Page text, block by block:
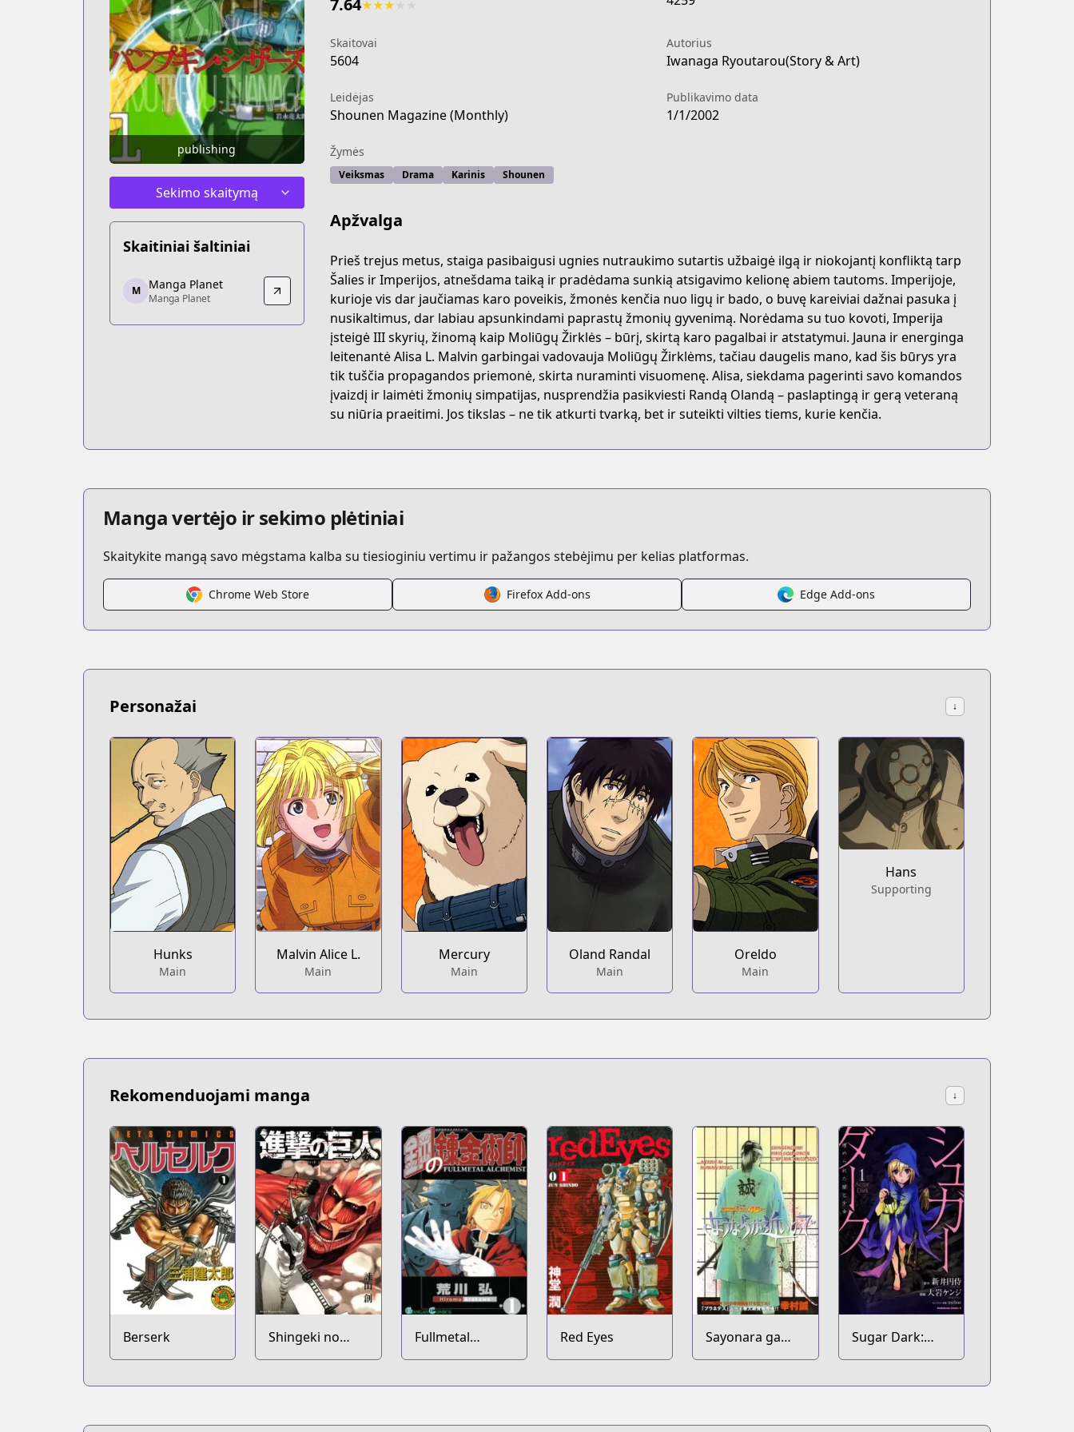
publishing
Sekimo skaitymą
Skaitiniai šaltiniai
Manga Planet
Manga Planet
https://read.mangaplanet.com/comic/6176655c2681a
M Manga Planet
Manga Planet
7.64★★★
Skaitovai
5604
Autorius
Iwanaga Ryoutarou(Story & Art)
Leidėjas
Shounen Magazine (Monthly)
Publikavimo data
1/1/2002
Žymės
Veiksmas Drama Karinis Shounen
Apžvalga
Prieš trejus metus, staiga pasibaigusi ugnies nutraukimo sutartis užbaigė ilgą ir niokojantį konfliktą tarp
Šalies ir Imperijos, atnešdama taiką ir pradėdama sunkią atsigavimo kelionę abiem tautoms. Imperijoje,
kurioje vis dar jaučiamas karo poveikis, žmonės kenčia nuo ligų ir bado, o buvę kareiviai dažnai pasuka į
nusikaltimus, dar labiau apsunkindami paprastų žmonių gyvenimą. Norėdama su tuo kovoti, Imperija
įsteigė III skyrių, žinomą kaip Moliūgų Žirklės – būrį, skirtą karo pagalbai ir atstatymui. Jauna ir energinga
leitenantė Alisa L. Malvin garbingai vadovauja Moliūgų Žirklėms, tačiau daugelis mano, kad šis būrys yra
tik tuščia propagandos priemonė, skirta nuraminti visuomenę. Alisa, siekdama pagerinti savo komandos
įvaizdį ir laimėti žmonių simpatijas, nusprendžia pasikviesti Randą Olandą – paslaptingą ir gerą veteraną
su niūria praeitimi. Jos tikslas – ne tik atkurti tvarką, bet ir suteikti vilties tiems, kurie kenčia.
Manga vertėjo ir sekimo plėtiniai
Skaitykite mangą savo mėgstama kalba su tiesioginiu vertimu ir pažangos stebėjimu per kelias platformas.
Chrome Web Store Firefox Add-ons Edge Add-ons
Personažai ↓
Hunks
Main
Malvin Alice L.
Main
Mercury
Main
Oland Randal
Main
Oreldo
Main
Hans
Supporting
Rekomenduojami manga ↓
Berserk
Shingeki no
Kyojin
Fullmetal
Alchemist
Red Eyes
Sayonara ga
Chikai no de
Sugar Dark:
Umerareta Yami